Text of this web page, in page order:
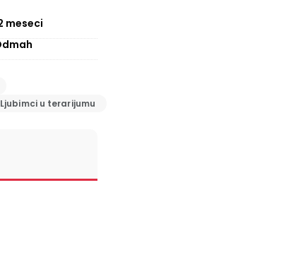
meseci
Ljubimci u terarijumu